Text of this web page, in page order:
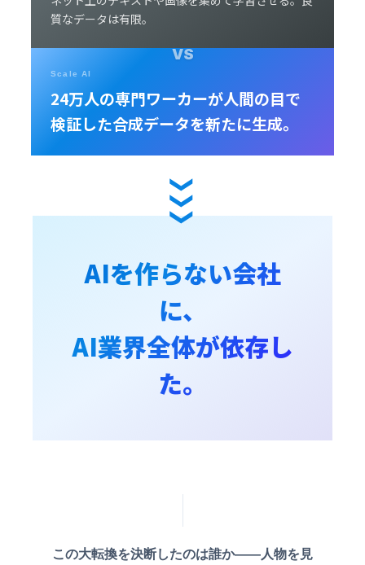
質なデータは有限。
Scale AI
24万人の専門ワーカーが人間の目で
検証した合成データを新たに生成。
AIを作らない会社
に、
AI業界全体が依存し
た。
この大転換を決断したのは誰か——人物を見